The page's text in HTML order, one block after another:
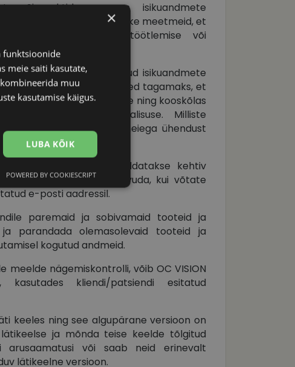
õigusaktide raames isikuandmete
tehnilisi ja korralduslikke meetmeid, et
ebaseaduskliku töötlemise või
eest.
kasutada enda valitud isikuandmete
vajalikud meetmed tagamaks, et
OC VISIONi juhistele ning kooskõlas
andmete piisava turvalisuse. Milliste
teada, kui võtate meiega ühendust
aadressil.
avaldatakse kehtiv
versioonidega saate tutvuda, kui võtate
e-posti aadressil.
paremaid ja sobivamaid tooteid ja
parandada olemasolevaid tooteid ja
kogutud andmeid.
meelde nägemiskontrolli, võib OC VISION
kasutades kliendi/patsiendi esitatud
keeles ning see algupärane versioon on
ja mõnda teise keelde tõlgitud
arusaamatusi või saab neid erinevalt
lätikeelne versioon.
×
funktsioonide
meie saiti kasutate,
muu
kasutamise käigus.
LUBA KÕIK
Eelistused
lehtedel navigeerimine
külastajate küpsiste
POWERED BY COOKIESCRIPT